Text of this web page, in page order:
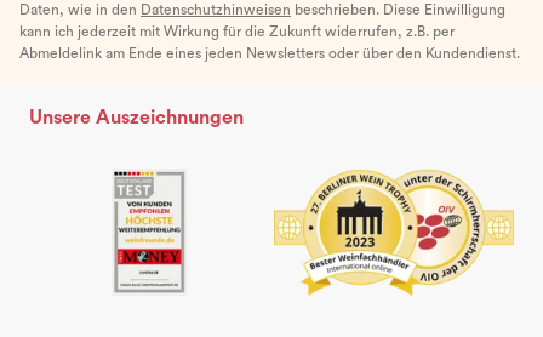
Daten, wie in den Datenschutzhinweisen beschrieben. Diese Einwilligung
kann ich jederzeit mit Wirkung für die Zukunft widerrufen, z.B. per
Abmeldelink am Ende eines jeden Newsletters oder über den Kundendienst.
Unsere Auszeichnungen